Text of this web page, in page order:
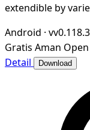
extendible by
Android · vv0.118.3
Gratis Aman
Detail
Download